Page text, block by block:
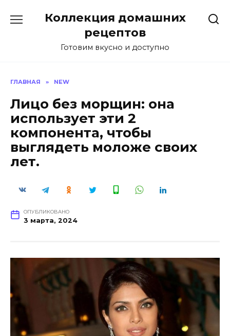
Коллекция домашних
рецептов
Готовим вкусно и доступно
ГЛАВНАЯ » NEW
Лицо без морщин: она
использует эти 2
компонента, чтобы
выглядеть моложе своих
лет.
ОПУБЛИКОВАНО
3 марта, 2024